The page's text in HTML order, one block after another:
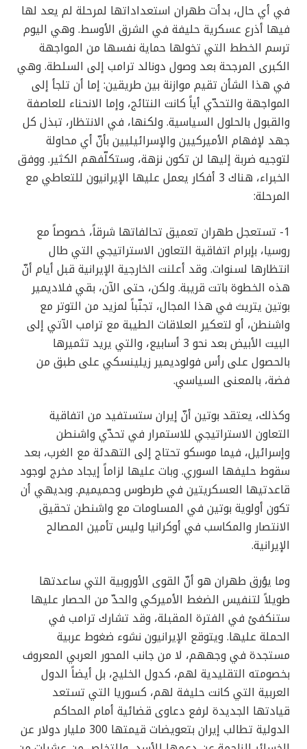
في أي حال، بدأت طهران استعداداتها لمرحلة لم يعد لها
فيها أذرع عسكرية حليفة في الشرق الأوسط. وهي اليوم
ترسم الخطط التي تخولها حماية نفسها من المواجهة
الكبرى المرجحة بعد وصول دونالد ترامب إلى السلطة. وهي
في هذا الشأن تقيم موازنة بين طريقين: إما أن تلجأ إلى
المواجهة والتحدّي أياً كانت النتائج، وإما الانحناء للعاصفة
والقبول بالحلول السياسية. ولكنها، في الانتظار، تبذل كل
جهد لإفهام الأميركيين والإسرائيليين بأنّ أي محاولة
لتوجيه ضربة إليها لن تكون نزهة، وستكلّفهم الكثير. ووفق
الخبراء، هناك 3 أفكار يعمل عليها الإيرانيون للتعاطي مع
المرحلة:
1- تستعجل طهران تعميق تحالفاتها شرقاً، خصوصاً مع
روسيا، بإبرام اتفاقية التعاون الاستراتيجي التي طال
انتظارها لسنوات. وقد أعلنت الخارجية الإيرانية قبل أيام أنّ
هذه الخطوة باتت قريبة. ولكن، حتى الآن، بقي فلاديمير
بوتين يتريث في هذا المجال، تجنّباً لمزيد من التوتر مع
واشنطن، أو لتعكير العلاقات الطيبة مع ترامب الآتي إلى
البيت الأبيض بعد نحو 3 أسابيع، والتي يريد تثميرها
بالحصول على رأس فولوديمير زيلينسكي على طبق من
فضة، بالمعنى السياسي.
وكذلك، يعتقد بوتين أنّ إيران ستستفيد من اتفاقية
التعاون الاستراتيجي للاستمرار في تحدّي واشنطن
وإسرائيل، فيما موسكو تحتاج إلى التهدئة مع الغرب، بعد
سقوط حليفها السوري. وبات عليها لزاماً إيجاد مخرج لوجود
قاعدتيها العسكريتين في طرطوس وحميميم. وبديهي أن
تكون أولوية بوتين في المساومات مع واشنطن تحقيق
الانتصار والمكاسب في أوكرانيا وليس تأمين المصالح
الإيرانية.
وما يؤرق طهران هو أنّ القوى الأوروبية التي ساعدتها
طويلاً لتنفيس الضغط الأميركي والحدّ من الحصار عليها
ستنكفئ في الفترة المقبلة، وقد تشارك ترامب في
الحملة عليها. ويتوقع الإيرانيون نشوء ضغوط عربية
مستجدة في وجههم، لا من جانب المحور العربي المعروف
بخصومته التقليدية لهم، كدول الخليج، بل أيضاً الدول
العربية التي كانت حليفة لهم، كسوريا التي تستعد
قيادتها الجديدة لرفع دعاوى قضائية أمام المحاكم
الدولية تطالب إيران بتعويضات قيمتها 300 مليار دولار عن